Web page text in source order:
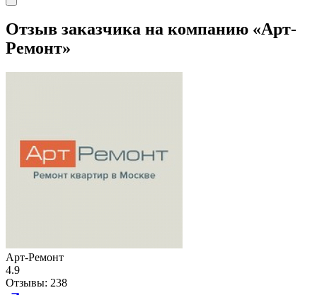
Отзыв заказчика на компанию «Арт-
Ремонт»
Арт-Ремонт
4.9
Отзывы: 238